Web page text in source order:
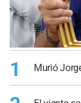
1 Murió